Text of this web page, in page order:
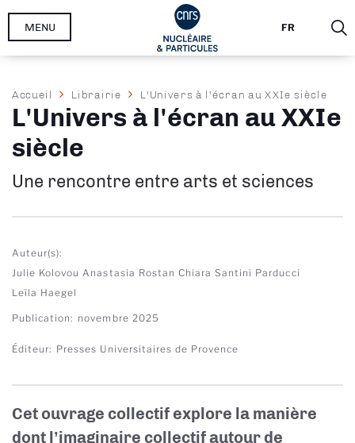
Aller
FR
MENU
Fil
d'Ariane
Accueil Librairie L'Univers à l'écran au XXIe siècle
L'Univers à l'écran au XXIe
siècle
Une rencontre entre arts et sciences
Auteur(s)
Julie Kolovou Anastasia Rostan Chiara Santini Parducci
Leïla Haegel
Publication novembre 2025
Éditeur Presses Universitaires de Provence
Cet ouvrage collectif explore la manière
dont l’imaginaire collectif autour de